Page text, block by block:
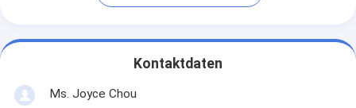
Kontaktdaten
Ms. Joyce Chou